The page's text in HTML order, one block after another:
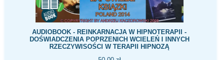
AUDIOBOOK - REINKARNACJA W HIPNOTERAPII -
DOŚWIADCZENIA POPRZENICH WCIELEŃ I INNYCH
RZECZYWISOŚCI W TERAPII HIPNOZĄ